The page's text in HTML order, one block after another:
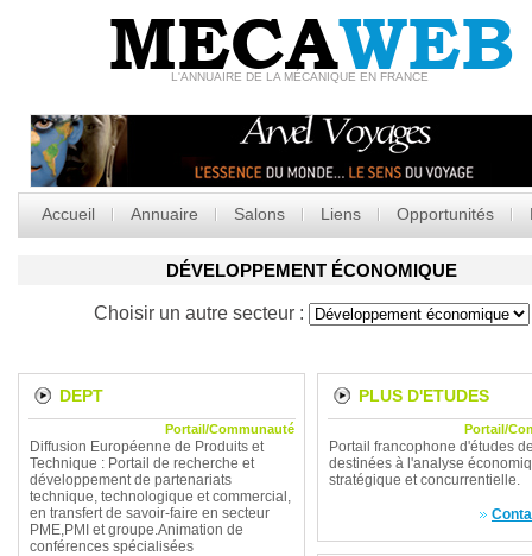
MECAWEB
L'ANNUAIRE DE LA MÉCANIQUE EN FRANCE
Accueil Annuaire Salons Liens Opportunités
DÉVELOPPEMENT ÉCONOMIQUE
Choisir un autre secteur :
DEPT
Portail/Communauté
Diffusion Européenne de Produits et
Technique : Portail de recherche et
développement de partenariats
technique, technologique et commercial,
en transfert de savoir-faire en secteur
PME,PMI et groupe.Animation de
conférences spécialisées
PLUS D'ETUDES
Portail/
Portail francophone d'études
destinées à l'analyse
stratégique et concurrentielle.